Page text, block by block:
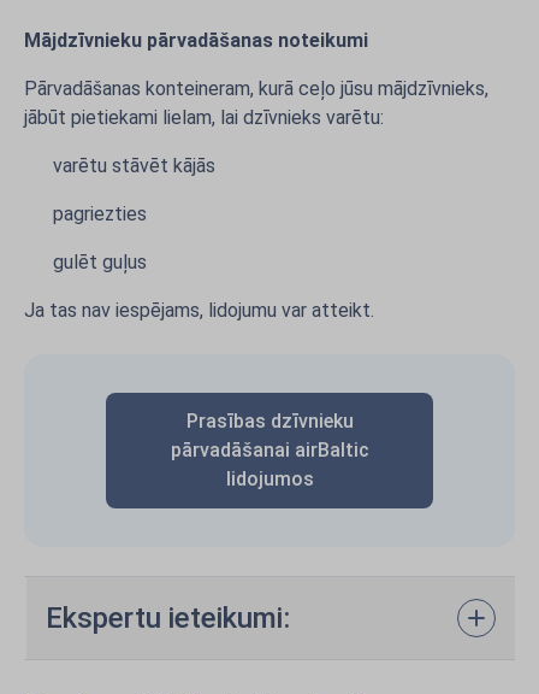
Mājdzīvnieku pārvadāšanas noteikumi
Pārvadāšanas konteineram, kurā ceļo jūsu mājdzīvnieks,
jābūt pietiekami lielam, lai dzīvnieks varētu:
varētu stāvēt kājās
pagriezties
gulēt guļus
Ja tas nav iespējams, lidojumu var atteikt.
Prasības dzīvnieku
pārvadāšanai airBaltic
lidojumos
Ekspertu ieteikumi: